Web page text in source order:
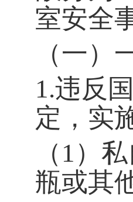
室安全
（一）
1.违反
定，实
（ 1 ）
瓶或其